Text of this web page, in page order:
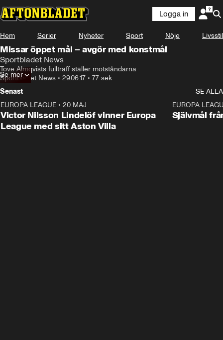
Logga in
Hem Serier Nyheter Sport Nöje Livsstil
Missar öppet mål – avgör med konstmål
Sportbladet News
Tove Almqvists fullträff ställer motståndarna
Sportbladet News • 29.06.17 • 77 sek
Se mer
Senast
SE ALLA
EUROPA LEAGUE • 20 MAJ
Victor Nilsson Lindelöf vinner Europa
League med sitt Aston Villa
EUROPA
Självmål